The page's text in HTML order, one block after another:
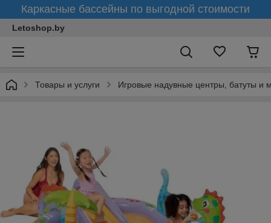
Каркасные бассейны по выгодной стоимости
Letoshop.by
Товары и услуги Игровые надувные центры, батуты и